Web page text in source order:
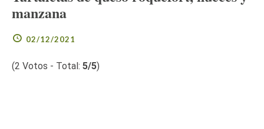
manzana
02/12/2021
(2 Votos - Total: 5/5)